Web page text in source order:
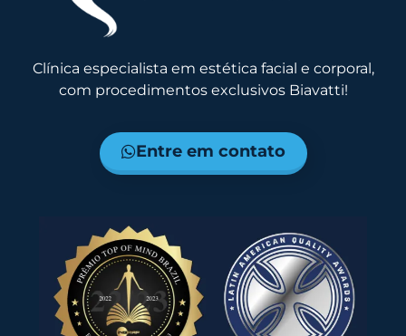
Clínica especialista em estética facial e corporal,
com procedimentos exclusivos Biavatti!
Entre em contato